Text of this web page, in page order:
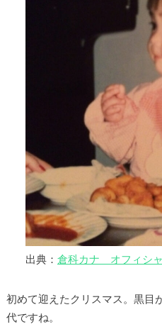
出典： 倉科カナ オフィシ
初めて迎えたクリスマス。黒目
代ですね。